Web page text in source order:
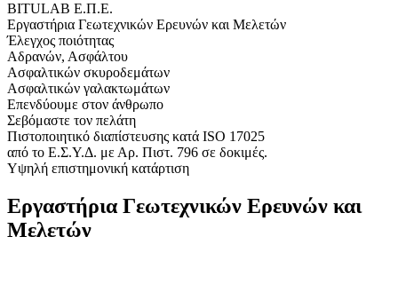
BITULAB Ε.Π.Ε.
Εργαστήρια Γεωτεχνικών Ερευνών και Μελετών
Έλεγχος ποιότητας
Αδρανών, Ασφάλτου
Ασφαλτικών σκυροδεμάτων
Ασφαλτικών γαλακτωμάτων
Επενδύουμε στον άνθρωπο
Σεβόμαστε τον πελάτη
Πιστοποιητικό διαπίστευσης κατά ISO 17025
από το Ε.Σ.Υ.Δ. με Αρ. Πιστ. 796 σε δοκιμές.
Υψηλή επιστημονική κατάρτιση
Εργαστήρια Γεωτεχνικών Ερευνών και
Μελετών